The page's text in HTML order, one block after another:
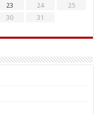
23 24
25
30
31